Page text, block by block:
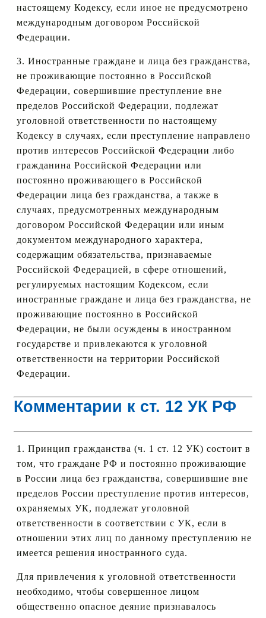
настоящему Кодексу, если иное не предусмотрено
международным договором Российской
Федерации.
3. Иностранные граждане и лица без гражданства,
не проживающие постоянно в Российской
Федерации, совершившие преступление вне
пределов Российской Федерации, подлежат
уголовной ответственности по настоящему
Кодексу в случаях, если преступление направлено
против интересов Российской Федерации либо
гражданина Российской Федерации или
постоянно проживающего в Российской
Федерации лица без гражданства, а также в
случаях, предусмотренных международным
договором Российской Федерации или иным
документом международного характера,
содержащим обязательства, признаваемые
Российской Федерацией, в сфере отношений,
регулируемых настоящим Кодексом, если
иностранные граждане и лица без гражданства, не
проживающие постоянно в Российской
Федерации, не были осуждены в иностранном
государстве и привлекаются к уголовной
ответственности на территории Российской
Федерации.
Комментарии к ст. 12 УК РФ
1. Принцип гражданства (ч. 1 ст. 12 УК) состоит в
том, что граждане РФ и постоянно проживающие
в России лица без гражданства, совершившие вне
пределов России преступление против интересов,
охраняемых УК, подлежат уголовной
ответственности в соответствии с УК, если в
отношении этих лиц по данному преступлению не
имеется решения иностранного суда.
Для привлечения к уголовной ответственности
необходимо, чтобы совершенное лицом
общественно опасное деяние признавалось